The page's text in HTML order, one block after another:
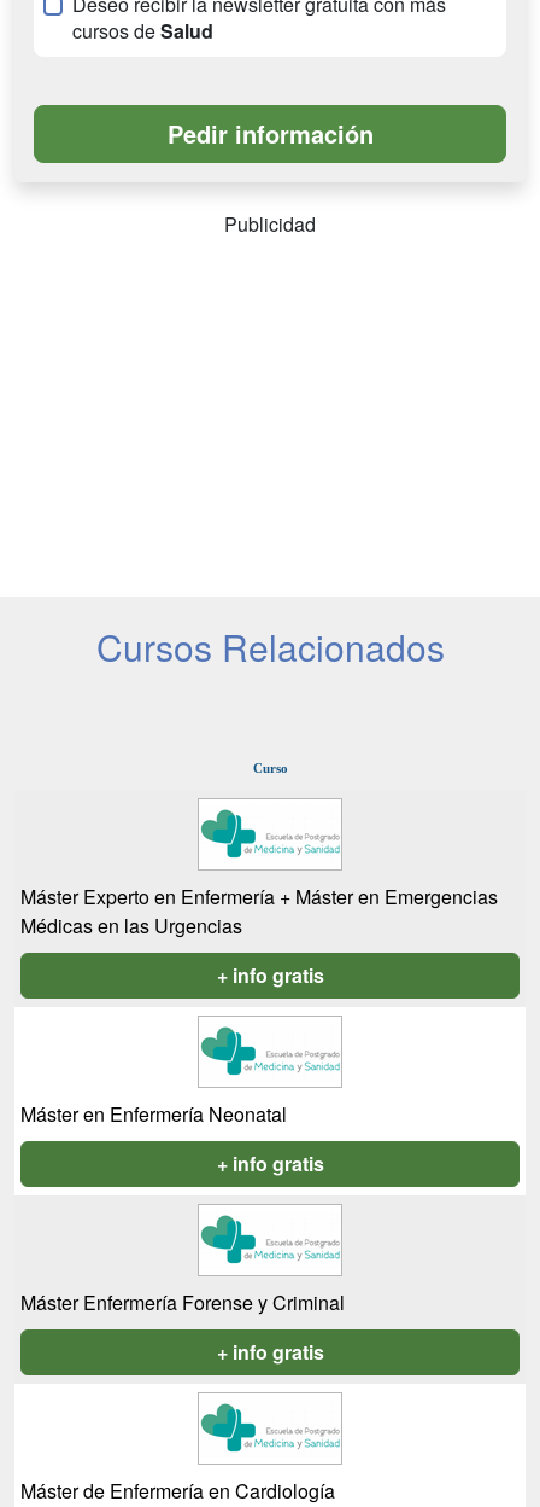
cursos deSalud
Publicidad
Cursos Relacionados
Curso
Máster Experto en Enfermería + Máster en Emergencias
Médicas en las Urgencias
+ info gratis
Máster en Enfermería Neonatal
+ info gratis
Máster Enfermería Forense y Criminal
+ info gratis
Máster de Enfermería en Cardiología